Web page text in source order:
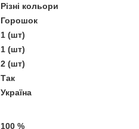
Різні кольори
Горошок
1 (шт)
1 (шт)
2 (шт)
Так
Україна
100 %